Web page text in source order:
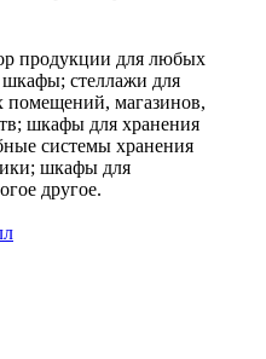
продукции для любых
стеллажи для
помещений, магазинов,
шкафы для хранения
системы хранения
шкафы для
другое.